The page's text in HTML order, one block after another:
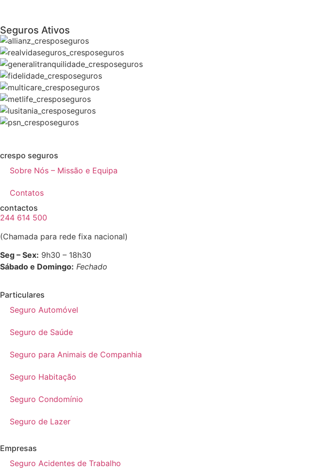
Seguros Ativos
crespo seguros
Sobre Nós – Missão e Equipa
Contatos
contactos
244 614 500
(Chamada para rede fixa nacional)
Seg – Sex: 9h30 – 18h30
Sábado e Domingo: Fechado
Particulares
Seguro Automóvel
Seguro de Saúde
Seguro para Animais de Companhia
Seguro Habitação
Seguro Condomínio
Seguro de Lazer
Empresas
Seguro Acidentes de Trabalho